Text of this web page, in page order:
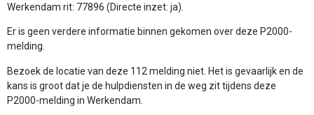
Werkendam rit: 77896 (Directe inzet: ja).
Er is geen verdere informatie binnen gekomen over deze P2000-
melding.
Bezoek de locatie van deze 112 melding niet. Het is gevaarlijk en de
kans is groot dat je de hulpdiensten in de weg zit tijdens deze
P2000-melding in Werkendam.